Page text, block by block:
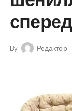
By Редактор